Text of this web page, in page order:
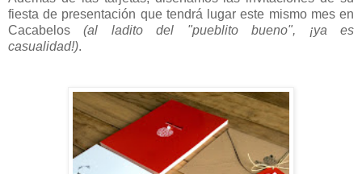
fiesta de presentación que tendrá lugar este mismo mes en
Cacabelos(al ladito del "pueblito bueno", ¡ya es
casualidad!).